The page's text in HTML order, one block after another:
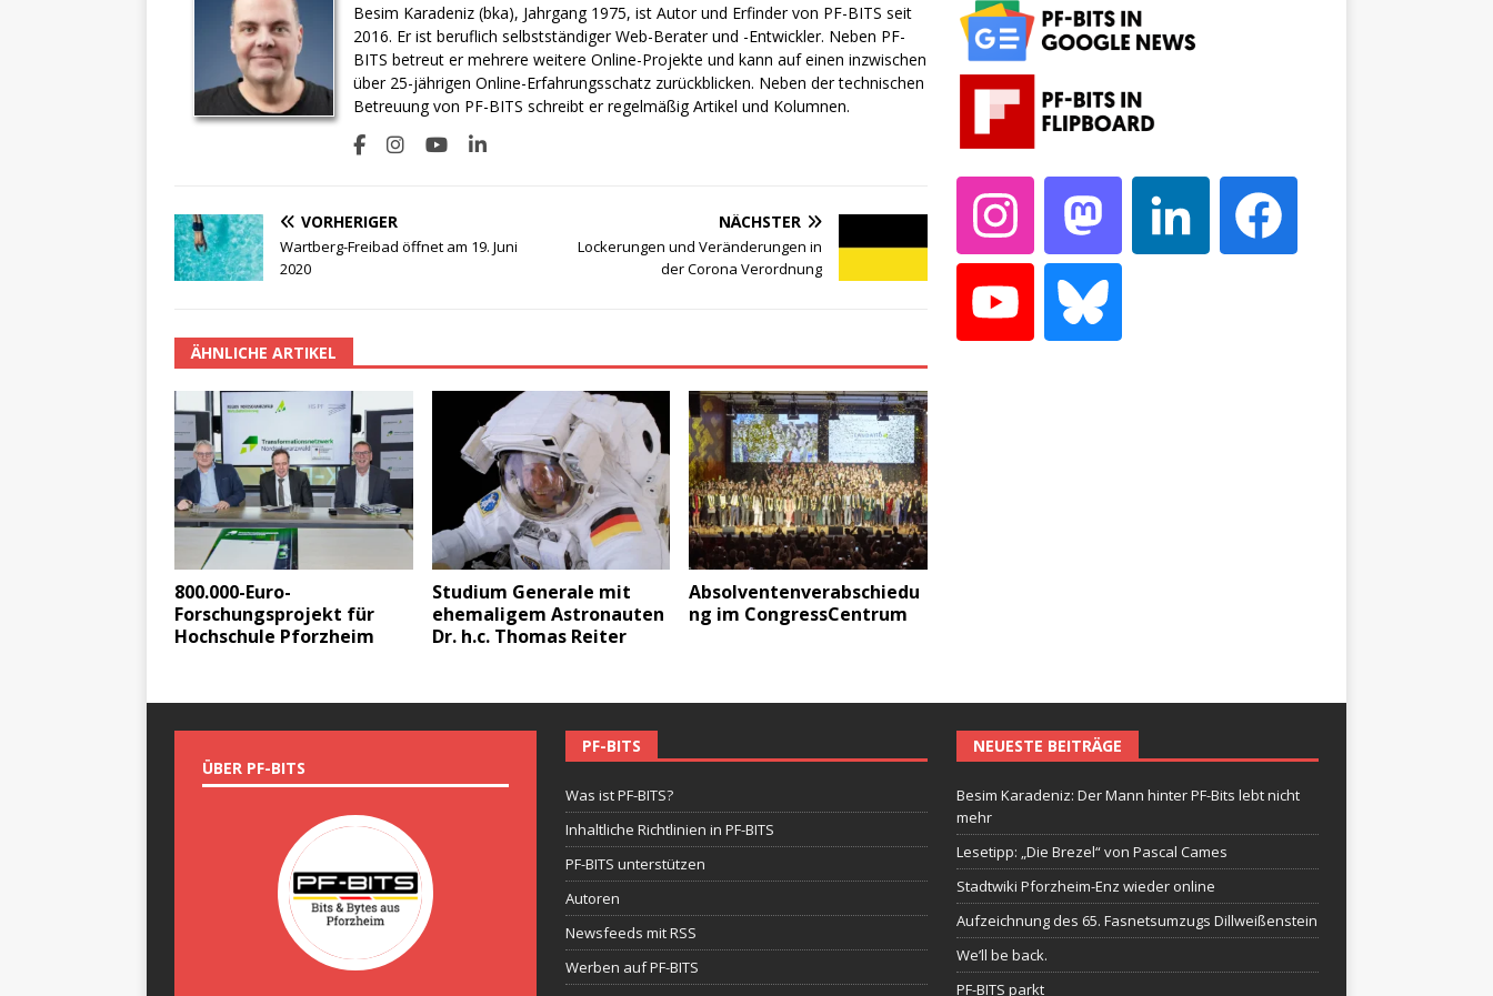
Besim Karadeniz (bka), Jahrgang 1975, ist Autor und Erfinder von PF-BITS seit
2016. Er ist beruflich selbstständiger Web-Berater und -Entwickler. Neben PF-
BITS betreut er mehrere weitere Online-Projekte und kann auf einen inzwischen
über 25-jährigen Online-Erfahrungsschatz zurückblicken. Neben der technischen
Betreuung von PF-BITS schreibt er regelmäßig Artikel und Kolumnen.
VORHERIGER
Wartberg-Freibad öffnet am 19. Juni
2020
NÄCHSTER
Lockerungen und Veränderungen in
der Corona Verordnung
ÄHNLICHE ARTIKEL
800.000-Euro-
Forschungsprojekt für
Hochschule Pforzheim
Studium Generale mit
ehemaligem Astronauten
Dr. h.c. Thomas Reiter
Absolventenverabschiedu
ng im CongressCentrum
ÜBER PF-BITS
PF-BITS
Was ist PF-BITS?
Inhaltliche Richtlinien in PF-BITS
PF-BITS unterstützen
Autoren
Newsfeeds mit RSS
Werben auf PF-BITS
NEUESTE BEITRÄGE
Besim Karadeniz: Der Mann hinter PF-Bits lebt nicht
mehr
Lesetipp: „Die Brezel“ von Pascal Cames
Stadtwiki Pforzheim-Enz wieder online
Aufzeichnung des 65. Fasnetsumzugs Dillweißenstein
We’ll be back.
PF-BITS parkt